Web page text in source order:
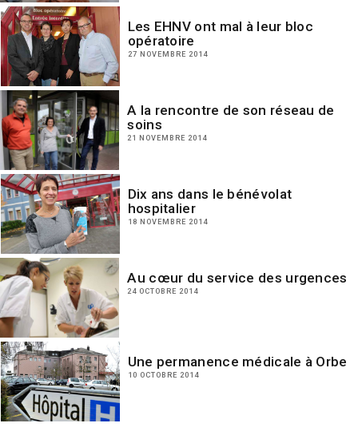
Les EHNV ont mal à leur bloc
opératoire
27 NOVEMBRE 2014
A la rencontre de son réseau de
soins
21 NOVEMBRE 2014
Dix ans dans le bénévolat
hospitalier
18 NOVEMBRE 2014
Au cœur du service des urgences
24 OCTOBRE 2014
Une permanence médicale à Orbe
10 OCTOBRE 2014